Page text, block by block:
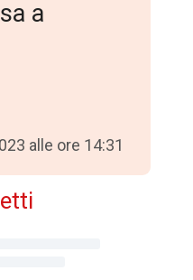
a
alle ore 14:31